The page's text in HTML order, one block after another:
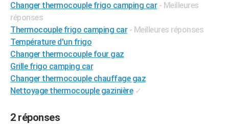
Alimentation
Guide de la santé
Maladies
Médicaments
Sommeil
VOYAGE
Destinations
City break
Voyage nature
Voyage de noces
Forum
Climat
+PHOTO
GUIDES D'ACHAT
BONS PLANS
CARTE DE VOEUX
Carte de Noël
Carte Bonne année
Carte Saint-Valentin
Carte Pâques
Carte d'anniversaire
DICTIONNAIRE
Changer thermocouple frigo camping car - Meilleures
réponses
Thermocouple frigo camping car - Meilleures réponses
Température d'un frigo
Changer thermocouple four gaz
Grille frigo camping car
Changer thermocouple chauffage gaz
Nettoyage thermocouple gazinière ✓
2 réponses